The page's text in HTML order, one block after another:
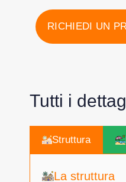
RICHIEDI UN
Tutti i
Struttura
La struttura